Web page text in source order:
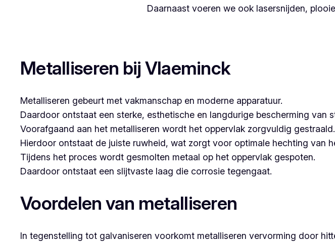
Daarnaast voeren we ook lasersnijden,
Metalliseren bij Vlaeminck
Metalliseren gebeurt met vakmanschap en moderne apparatuur.
Daardoor ontstaat een sterke, esthetische en langdurige bescherming van
Voorafgaand aan het metalliseren wordt het oppervlak zorgvuldig gestraald.
Hierdoor ontstaat de juiste ruwheid, wat zorgt voor optimale hechting van
Tijdens het proces wordt gesmolten metaal op het oppervlak gespoten.
Daardoor ontstaat een slijtvaste laag die corrosie tegengaat.
Voordelen van metalliseren
In tegenstelling tot galvaniseren voorkomt metalliseren vervorming door